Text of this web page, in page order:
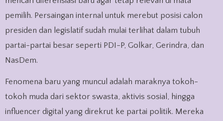
pemilih. Persaingan internal untuk merebut posisi calon
presiden dan legislatif sudah mulai terlihat dalam tubuh
partai-partai besar seperti PDI-P, Golkar, Gerindra, dan
NasDem.
Fenomena baru yang muncul adalah maraknya tokoh-
tokoh muda dari sektor swasta, aktivis sosial, hingga
influencer digital yang direkrut ke partai politik. Mereka